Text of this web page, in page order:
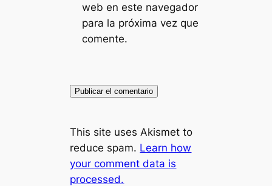
web en este navegador
para la próxima vez que
comente.
This site uses Akismet to
reduce spam. Learn how
your comment data is
processed.